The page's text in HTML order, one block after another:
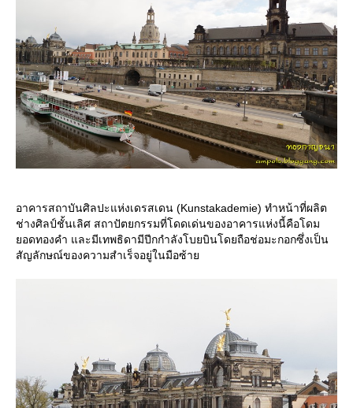
อาคารสถาบันศิลปะแห่งเดรสเดน (Kunstakademie) ทำหน้าที่ผลิต
ช่างศิลป์ชั้นเลิศ สถาปัตยกรรมที่โดดเด่นของอาคารแห่งนี้คือโดม
อดทองคำ และมีเทพธิดามีปีกกำลังโบยบินโดยถือช่อมะกอกซึ่งเป็น
สัญลักษณ์ของความสำเร็จอยู่ในมือซ้า